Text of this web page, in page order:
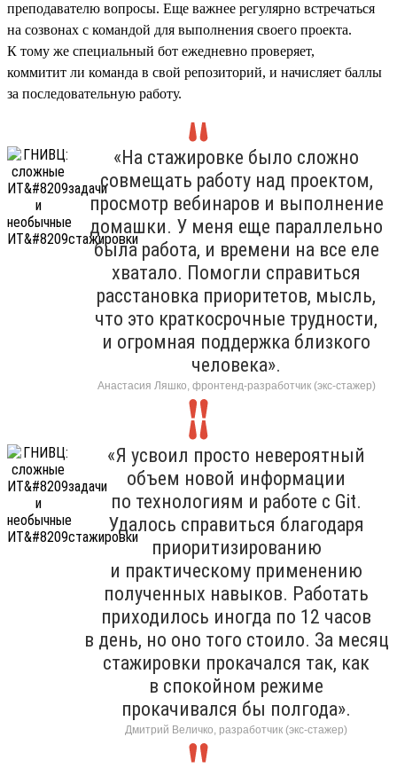
преподавателю вопросы. Еще важнее регулярно встречаться
на созвонах с командой для выполнения своего проекта.
К тому же специальный бот ежедневно проверяет,
коммитит ли команда в свой репозиторий, и начисляет баллы
за последовательную работу.
«На стажировке было сложно
совмещать работу над проектом,
просмотр вебинаров и выполнение
домашки. У меня еще параллельно
была работа, и времени на все еле
хватало. Помогли справиться
расстановка приоритетов, мысль,
что это краткосрочные трудности,
и огромная поддержка близкого
человека».
Анастасия Ляшко, фронтенд-разработчик (экс-стажер)
«Я усвоил просто невероятный
объем новой информации
по технологиям и работе с Git.
Удалось справиться благодаря
приоритизированию
и практическому применению
полученных навыков. Работать
приходилось иногда по 12 часов
в день, но оно того стоило. За месяц
стажировки прокачался так, как
в спокойном режиме
прокачивался бы полгода».
Дмитрий Величко, разработчик (экс-стажер)